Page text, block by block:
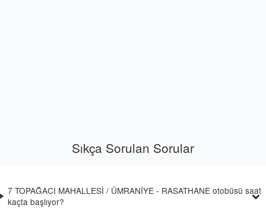
Sıkça Sorulan Sorular
7 TOPAĞACI MAHALLESİ / ÜMRANİYE - RASATHANE otobüsü saat
kaçta başlıyor?